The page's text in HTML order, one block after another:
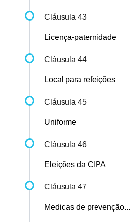
Cláusula 43
Licença-paternidade
Cláusula 44
Local para refeições
Cláusula 45
Uniforme
Cláusula 46
Eleições da CIPA
Cláusula 47
Medidas de prevenção...